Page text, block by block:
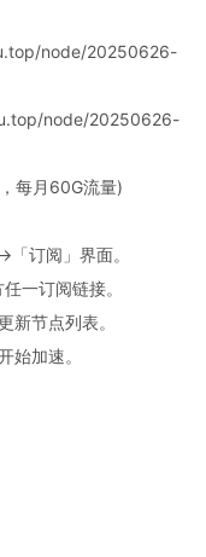
node/20250626-
node/20250626-
每月60G流量)
订阅」界面。
一订阅链接。
新节点列表。
始加速。